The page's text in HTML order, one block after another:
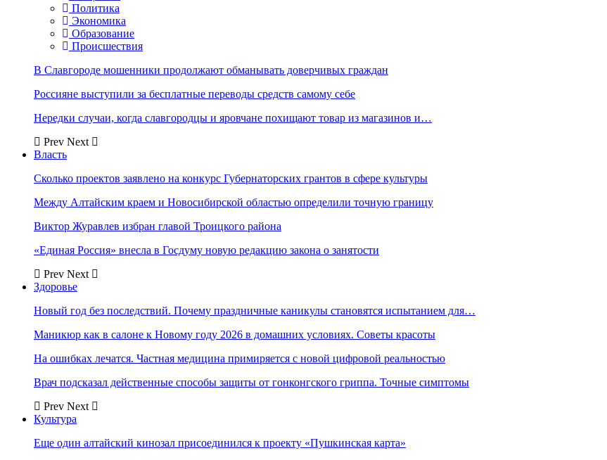
Политика
Экономика
Образование
Происшествия
В Славгороде мошенники продолжают обманывать доверчивых граждан
Россияне выступили за бесплатные переводы средств самому себе
Нередки случаи, когда славгородцы и яровчане похищают товар из магазинов и…
Prev Next
Власть
Сколько проектов заявлено на конкурс Губернаторских грантов в сфере культуры
Между Алтайским краем и Новосибирской областью определили точную границу
Виктор Журавлев избран главой Троицкого района
«Единая Россия» внесла в Госдуму новую редакцию закона о занятости
Prev Next
Здоровье
Новый год без последствий. Почему праздничные каникулы становятся испытанием для…
Маникюр как в салоне к Новому году 2026 в домашних условиях. Советы красоты
На ошибках лечатся. Частная медицина примиряется с новой цифровой реальностью
Врач подсказал действенные способы защиты от гонконгского гриппа. Точные симптомы
Prev Next
Культура
Еще один алтайский кинозал присоединился к проекту «Пушкинская карта»